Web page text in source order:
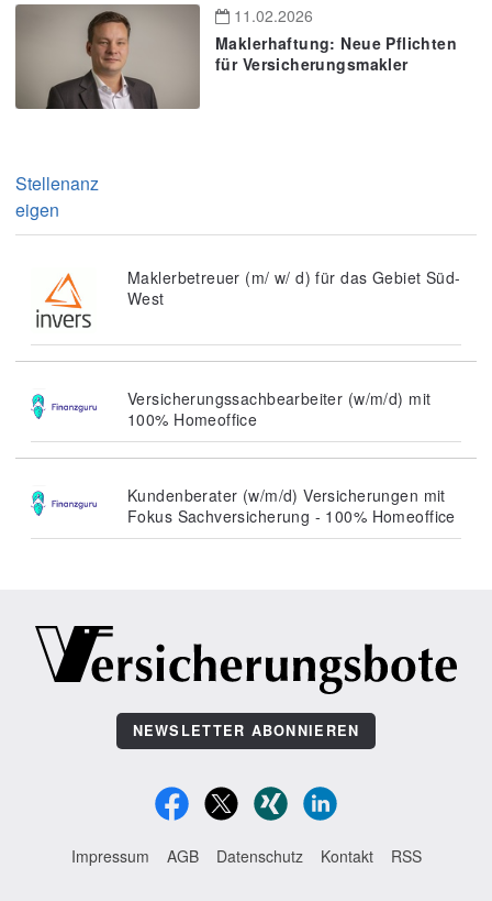
11.02.2026
Maklerhaftung: Neue Pflichten
für Versicherungsmakler
Stellenanz
eigen
Maklerbetreuer (m/ w/ d) für das Gebiet Süd-
West
Versicherungssachbearbeiter (w/m/d) mit
100% Homeoffice
Kundenberater (w/m/d) Versicherungen mit
Fokus Sachversicherung - 100% Homeoffice
NEWSLETTER ABONNIEREN
Impressum AGB Datenschutz Kontakt RSS